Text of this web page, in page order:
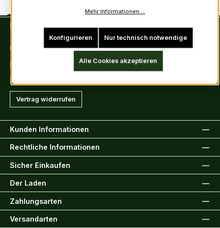
Tel: +49 (0)6222-388030
Fax: +49 (0)6222-388031
E-Mail: info@kiltsandmore.com
Kontaktformular
Vertrag widerrufen
Kunden Informationen
Rechtliche Informationen
Sicher Einkaufen
Der Laden
Zahlungsarten
Versandarten
Mehr Informationen ...
Nur technisch notwendige
Konfigurieren
Alle Cookies akzeptieren